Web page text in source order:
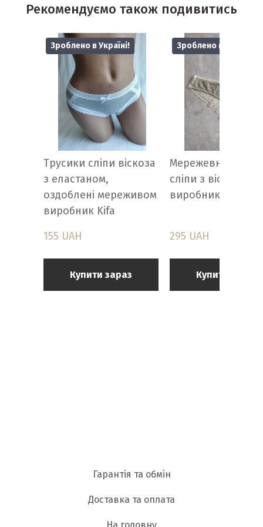
Рекомендуємо також подивитись
Зроблено в Україні!
Трусики сліпи віскоза
з еластаном,
оздоблені мереживом
виробник Kifa
155 UAH
Купити зараз
Зроблено в Україні
Мережевні
сліпи з віскозою -
виробник Kifa
295 UAH
Купити зараз
Гарантія та обмін
Доставка та оплата